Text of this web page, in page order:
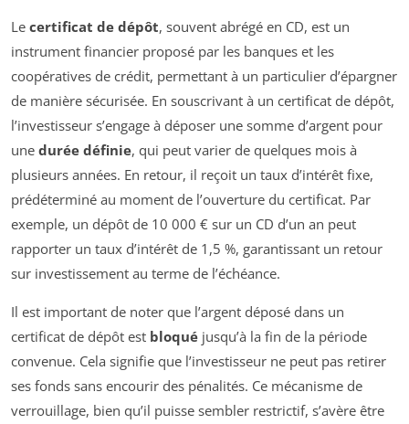
Le certificat de dépôt, souvent abrégé en CD, est un
instrument financier proposé par les banques et les
coopératives de crédit, permettant à un particulier d’épargner
de manière sécurisée. En souscrivant à un certificat de dépôt,
l’investisseur s’engage à déposer une somme d’argent pour
une durée définie, qui peut varier de quelques mois à
plusieurs années. En retour, il reçoit un taux d’intérêt fixe,
prédéterminé au moment de l’ouverture du certificat. Par
exemple, un dépôt de 10 000 € sur un CD d’un an peut
rapporter un taux d’intérêt de 1,5 %, garantissant un retour
sur investissement au terme de l’échéance.
Il est important de noter que l’argent déposé dans un
certificat de dépôt est bloqué jusqu’à la fin de la période
convenue. Cela signifie que l’investisseur ne peut pas retirer
ses fonds sans encourir des pénalités. Ce mécanisme de
verrouillage, bien qu’il puisse sembler restrictif, s’avère être